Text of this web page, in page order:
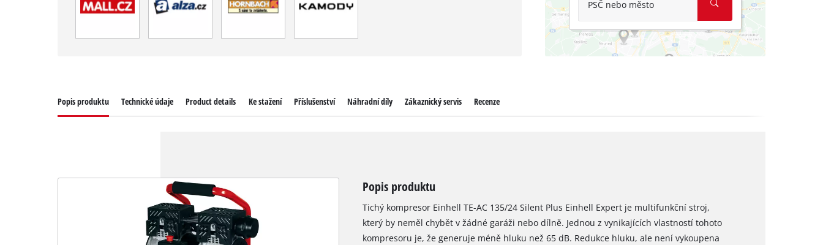
PSČ nebo město
Popis produktu Technické údaje Product details Ke stažení Příslušenství Náhradní díly Zákaznický servis Recenze
Popis produktu
Tichý kompresor Einhell TE-AC 135/24 Silent Plus Einhell Expert je multifunkční stroj,
který by neměl chybět v žádné garáži nebo dílně. Jednou z vynikajících vlastností tohoto
kompresoru je, že generuje méně hluku než 65 dB. Redukce hluku, ale není vykoupena